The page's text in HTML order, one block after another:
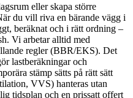
eller skapa större
du vill riva en bärande vägg i
beräknat och i rätt ordning –
Vi arbetar alltid med
regler (BBR/EKS). Det
lastberäkningar och
stämp sätts på rätt sätt
VVS) hanteras utan
tidsplan och en prissatt offert